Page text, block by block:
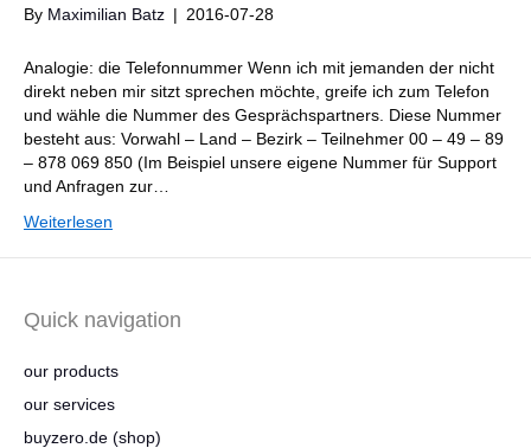
By Maximilian Batz | 2016-07-28
Analogie: die Telefonnummer Wenn ich mit jemanden der nicht
direkt neben mir sitzt sprechen möchte, greife ich zum Telefon
und wähle die Nummer des Gesprächspartners. Diese Nummer
besteht aus: Vorwahl – Land – Bezirk – Teilnehmer 00 – 49 – 89
– 878 069 850 (Im Beispiel unsere eigene Nummer für Support
und Anfragen zur…
Weiterlesen
Quick navigation
our products
our services
buyzero.de (shop)